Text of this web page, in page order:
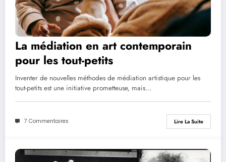
La médiation en art contemporain
pour les tout-petits
Inventer de nouvelles méthodes de médiation artistique pour les
tout-petits est une initiative prometteuse, mais…
7 Commentaires Lire La Suite